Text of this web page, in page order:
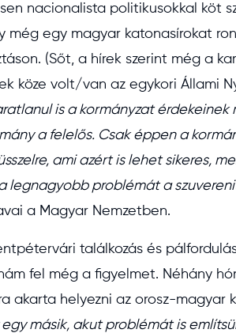
nacionalista politikusokkal köt
még egy magyar katonasírokat
(Sőt, a hírek szerint még a
köze volt/van az egykori Állami
is a kormányzat
a felelős. Csak éppen a
ami azért is lehet sikeres,
legnagyobb problémát a
a Magyar Nemzetben.
találkozás és
fel még a figyelmet. Néhány
akarta helyezni az orosz-
egy másik, akut problémát is